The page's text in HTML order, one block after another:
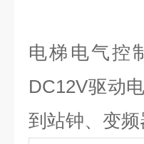
电梯电气控
DC12V驱动
到站钟、变频